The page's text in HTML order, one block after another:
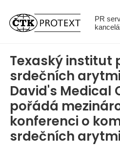
PR
Texaský institut
srdečních
David's Medical
pořádá
konferenci o
srdečních